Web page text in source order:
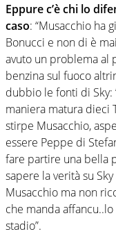
Eppure c’è chi lo
caso: “Musacchio ha
Bonucci e non di è
avuto un problema al
benzina sul fuoco
dubbio le fonti di
maniera matura dieci
stirpe Musacchio,
essere Peppe di
fare partire una bella
sapere la verità su
Musacchio ma non
che manda
stadio”.